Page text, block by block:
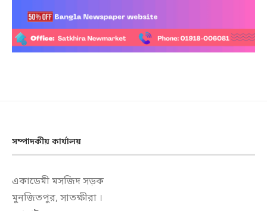
সম্পাদকীয় কার্যালয়
একাডেমী মসজিদ সড়ক
মুনজিতপুর, সাতক্ষীরা ।